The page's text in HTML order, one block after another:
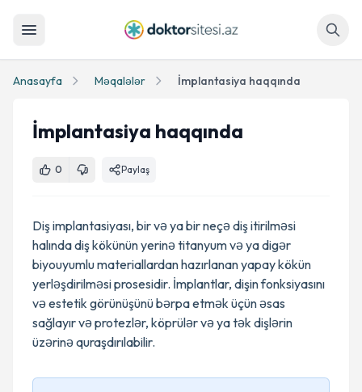
Anasayfa Məqalələr İmplantasiya haqqında
İmplantasiya haqqında
0 Paylaş
Diş implantasiyası, bir və ya bir neçə diş itirilməsi
halında diş kökünün yerinə titanyum və ya digər
biyouyumlu materiallardan hazırlanan yapay kökün
yerləşdirilməsi prosesidir. İmplantlar, dişin fonksiyasını
və estetik görünüşünü bərpa etmək üçün əsas
sağlayır və protezlər, köprülər və ya tək dişlərin
üzərinə quraşdırılabilir.